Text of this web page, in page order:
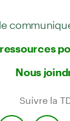
Nous
Suivre la